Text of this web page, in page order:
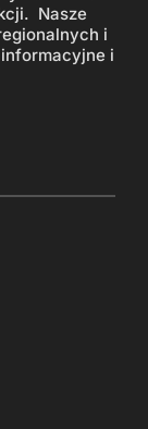
Nasze
i
i